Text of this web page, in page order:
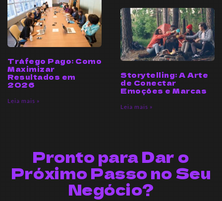
Tráfego Pago: Como
Maximizar
Resultados em
2026
Leia mais »
Storytelling: A Arte
de Conectar
Emoções e Marcas
Leia mais »
Pronto para Dar o
Próximo Passo no Seu
Negócio?